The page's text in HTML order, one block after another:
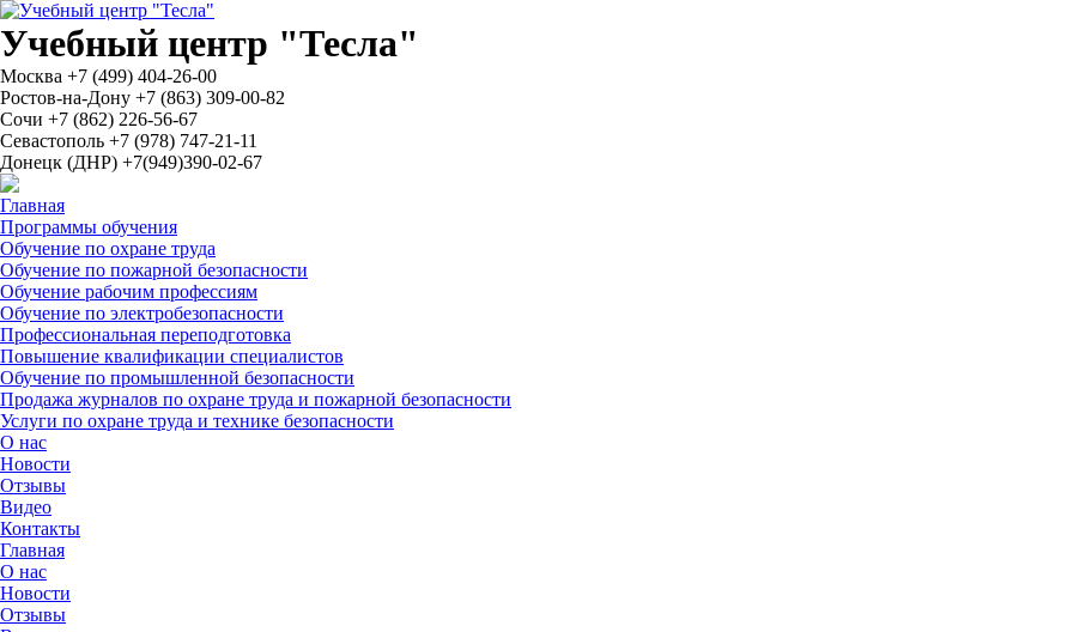
Учебный центр "Тесла"
Москва +7 (499) 404-26-00
Ростов-на-Дону +7 (863) 309-00-82
Сочи +7 (862) 226-56-67
Севастополь +7 (978) 747-21-11
Донецк (ДНР) +7(949)390-02-67
Главная
Программы обучения
Обучение по охране труда
Обучение по пожарной безопасности
Обучение рабочим профессиям
Обучение по электробезопасности
Профессиональная переподготовка
Повышение квалификации специалистов
Обучение по промышленной безопасности
Продажа журналов по охране труда и пожарной безопасности
Услуги по охране труда и технике безопасности
О нас
Новости
Отзывы
Видео
Контакты
Главная
О нас
Новости
Отзывы